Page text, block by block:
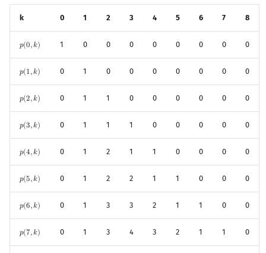
最小表示法
Lyndon 分解
离散对数
高次剩余 & 单位根
狄利克雷卷积
莫比乌斯反演
杜教筛
Powerful Number 筛
Min_25 筛
洲阁筛
K-D Tree
动态树
PQ 树
手指树
霍夫曼树
二分图
平面图
图的着色
网络流
图的匹配
Prüfer 序列
矩阵树定理
LGV 引理
空间优化简介
k 0 1 2 3 4 5 6 7 8
𝑝(0,𝑘)
p(0,k) 1 0 0 0 0 0 0 0 0
𝑝(1,𝑘)
p(1,k) 0 1 0 0 0 0 0 0 0
𝑝(2,𝑘)
p(2,k) 0 1 1 0 0 0 0 0 0
𝑝(3,𝑘)
p(3,k) 0 1 1 1 0 0 0 0 0
𝑝(4,𝑘)
p(4,k) 0 1 2 1 1 0 0 0 0
𝑝(5,𝑘)
p(5,k) 0 1 2 2 1 1 0 0 0
𝑝(6,𝑘)
p(6,k) 0 1 3 3 2 1 1 0 0
𝑝(7,𝑘)
p(7,k) 0 1 3 4 3 2 1 1 0